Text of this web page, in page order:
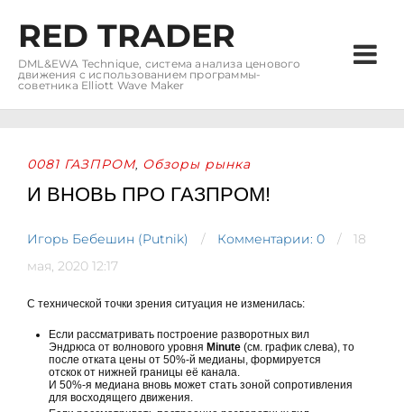
RED TRADER
DML&EWA Technique, система анализа ценового
движения с использованием программы-
советника Elliott Wave Maker
0081 ГАЗПРОМ, Обзоры рынка
И ВНОВЬ ПРО ГАЗПРОМ!
Игорь Бебешин (Putnik) Комментарии: 0
18
мая, 2020 12:17
С технической точки зрения ситуация не изменилась:
Если рассматривать построение разворотных вил
Эндрюса от волнового уровня Minute (см. график слева), то
после отката цены от 50%-й медианы, формируется
отскок от нижней границы её канала.
И 50%-я медиана вновь может стать зоной сопротивления
для восходящего движения.